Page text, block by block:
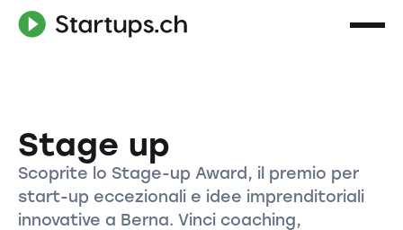
Stage up
Scoprite lo Stage-up Award, il premio per
start-up eccezionali e idee imprenditoriali
innovative a Berna. Vinci coaching,